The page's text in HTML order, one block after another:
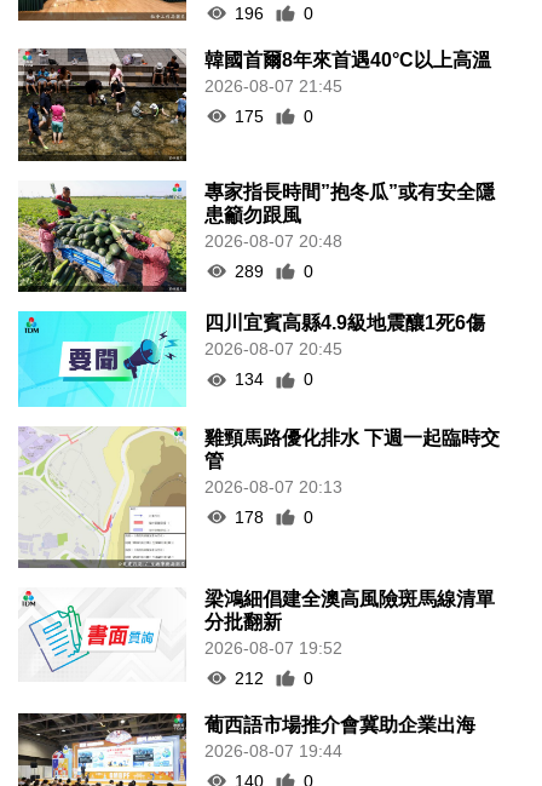
196
0
韓國首爾8年來首遇40°C以上高溫
2026-08-07 21:45
175
0
專家指長時間”抱冬瓜”或有安全隱
患籲勿跟風
2026-08-07 20:48
289
0
四川宜賓高縣4.9級地震釀1死6傷
2026-08-07 20:45
134
0
雞頸馬路優化排水 下週一起臨時交
管
2026-08-07 20:13
178
0
梁鴻細倡建全澳高風險斑馬線清單
分批翻新
2026-08-07 19:52
212
0
葡西語市場推介會冀助企業出海
2026-08-07 19:44
140
0